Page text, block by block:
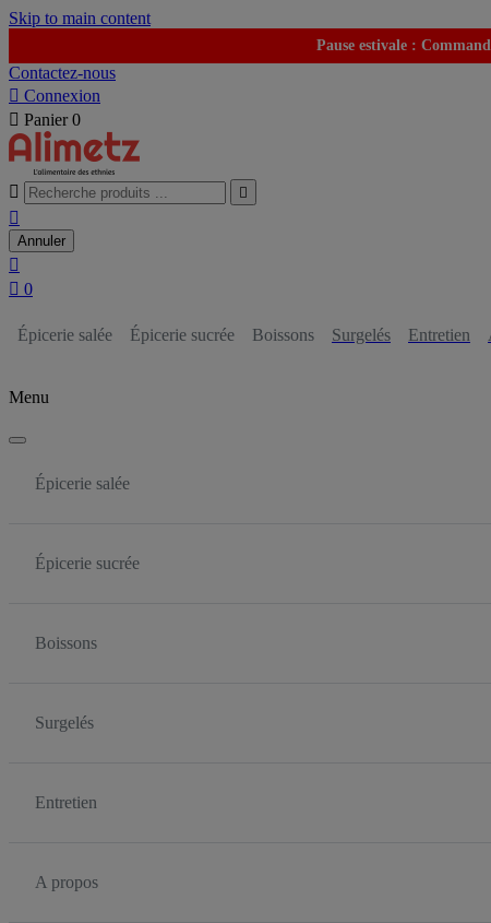
Skip to main content
Pause estivale :
Contactez-nous
 Connexion
 Panier 0
 

Annuler

 0
Épicerie salée Épicerie sucrée Boissons Surgelés Entretien
Menu
Épicerie salée
Épicerie sucrée
Boissons
Surgelés
Entretien
A propos